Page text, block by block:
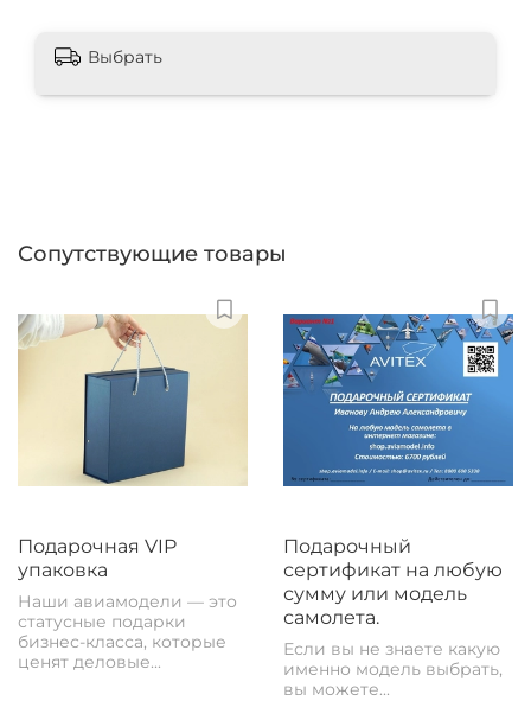
Выбрать
Сопутствующие товары
Подарочная VIP
упаковка
Наши авиамодели — это
статусные подарки
бизнес-класса, которые
ценят деловые...
Подарочный
сертификат на любую
сумму или модель
самолета.
Если вы не знаете какую
именно модель выбрать,
вы можете...